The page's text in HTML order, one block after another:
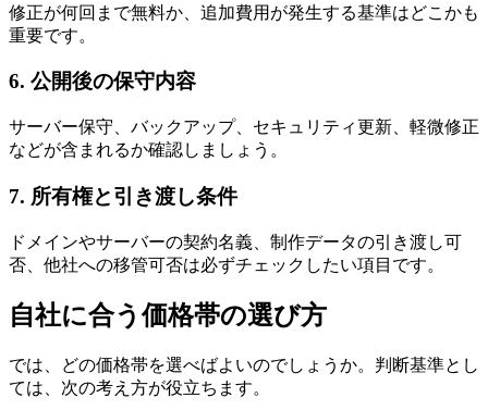
修正が何回まで無料か、追加費用が発生する基準はどこかも
重要です。
6. 公開後の保守内容
サーバー保守、バックアップ、セキュリティ更新、軽微修正
などが含まれるか確認しましょう。
7. 所有権と引き渡し条件
ドメインやサーバーの契約名義、制作データの引き渡し可
否、他社への移管可否は必ずチェックしたい項目です。
自社に合う価格帯の選び方
では、どの価格帯を選べばよいのでしょうか。判断基準とし
ては、次の考え方が役立ちます。